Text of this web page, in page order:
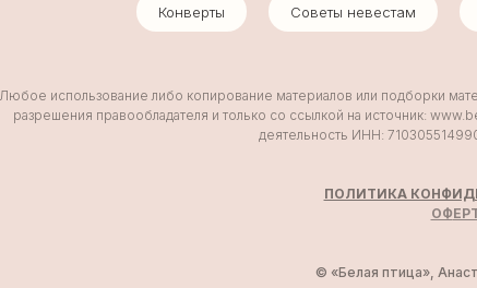
Конверты Советы невестам
Любое использование либо копирование материалов или подборки
разрешения правообладателя и только со ссылкой на источник:
деятельность ИНН:
ПОЛИТИКА
ОФ
© «Белая птица»,